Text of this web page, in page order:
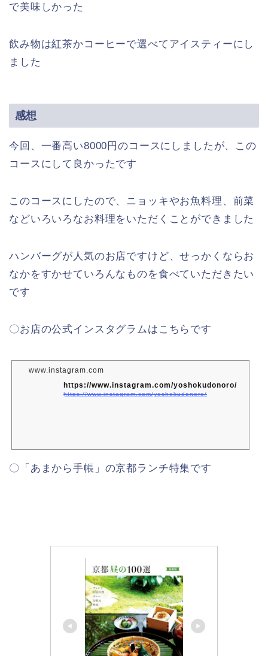
で美味しかった
飲み物は紅茶かコーヒーで選べてアイスティーにし
ました
感想
今回、一番高い8000円のコースにしましたが、この
コースにして良かったです
このコースにしたので、ニョッキやお魚料理、前菜
などいろいろなお料理をいただくことができました
ハンバーグが人気のお店ですけど、せっかくならお
なかをすかせていろんなものを食べていただきたい
です
〇お店の公式インスタグラムはこちらです
www.instagram.com
https://www.instagram.com/yoshokudonoro/
https://www.instagram.com/yoshokudonoro/
〇「あまから手帳」の京都ランチ特集です